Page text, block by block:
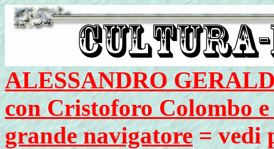
ALESSANDRO
con Cristoforo Colombo
grande navigatore= vedi